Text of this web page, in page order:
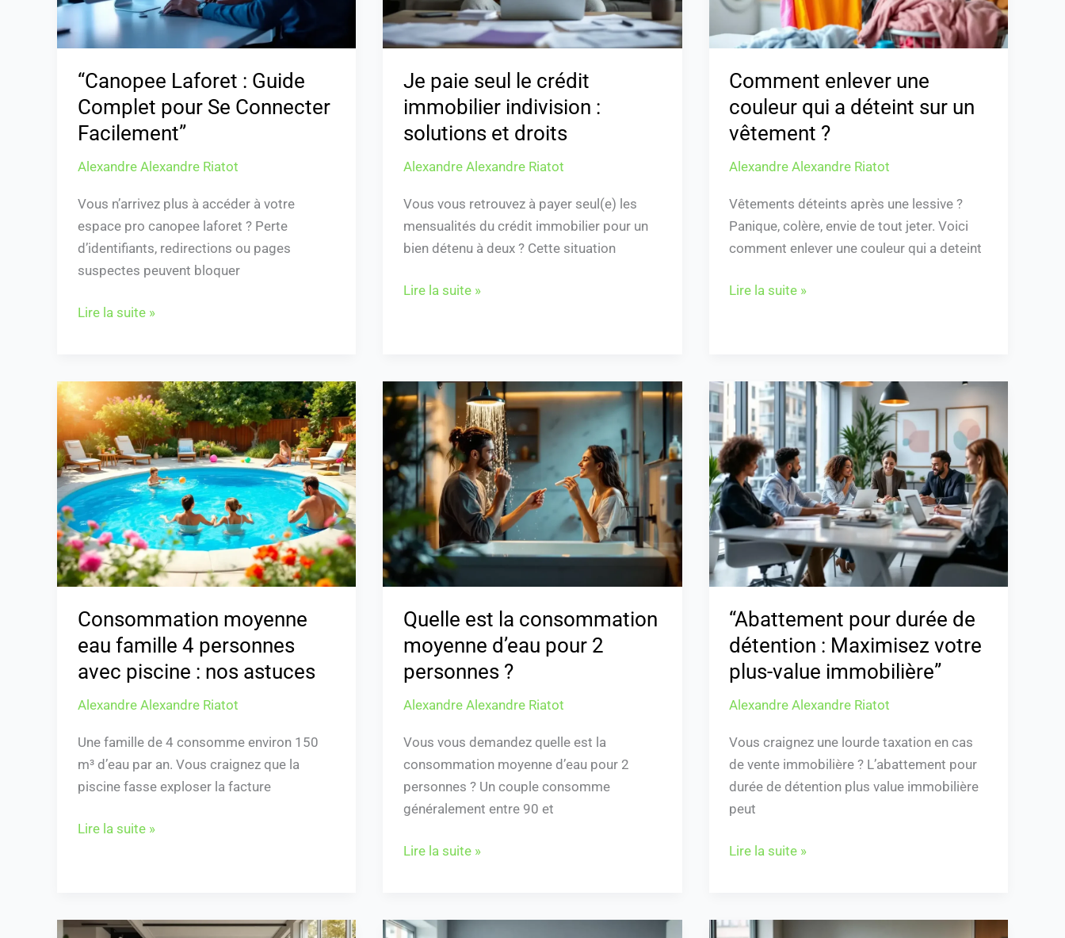
“Canopee Laforet : Guide
Complet pour Se Connecter
Facilement”
Alexandre Alexandre Riatot
Vous n’arrivez plus à accéder à votre
espace pro canopee laforet ? Perte
d’identifiants, redirections ou pages
suspectes peuvent bloquer
Connecter
Facilement”
Lire la suite »
Je paie seul le crédit
immobilier indivision :
solutions et droits
Alexandre Alexandre Riatot
Vous vous retrouvez à payer seul(e) les
mensualités du crédit immobilier pour un
bien détenu à deux ? Cette situation
:
solutions
et
droits
Lire la suite »
Comment enlever une
couleur qui a déteint sur un
vêtement ?
Alexandre Alexandre Riatot
Vêtements déteints après une lessive ?
Panique, colère, envie de tout jeter. Voici
comment enlever une couleur qui a deteint
sur
un
vêtement
?
Lire la suite »
Consommation moyenne
eau famille 4 personnes
avec piscine : nos astuces
Alexandre Alexandre Riatot
Une famille de 4 consomme environ 150
m³ d’eau par an. Vous craignez que la
piscine fasse exploser la facture
Consommation
moyenne
eau
famille
4
personnes
avec
piscine
:
nos
astuces
Lire la suite »
Quelle est la consommation
moyenne d’eau pour 2
personnes ?
Alexandre Alexandre Riatot
Vous vous demandez quelle est la
consommation moyenne d’eau pour 2
personnes ? Un couple consomme
généralement entre 90 et
Quelle
est
la
consommation
moyenne
d’eau
pour
2
personnes
?
Lire la suite »
“Abattement pour durée de
détention : Maximisez votre
plus-value immobilière”
Alexandre Alexandre Riatot
Vous craignez une lourde taxation en cas
de vente immobilière ? L’abattement pour
durée de détention plus value immobilière
peut
“Abattement
pour
durée
de
détention
Maximisez
votre
plus-
value
immobilière”
Lire la suite »
Combien Combien Dossier